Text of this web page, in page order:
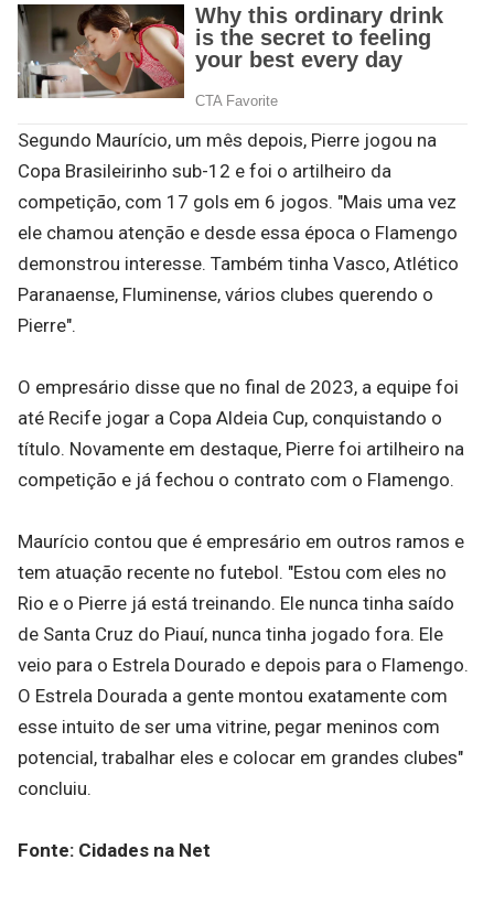
Segundo Maurício, um mês depois, Pierre jogou na
Copa Brasileirinho sub-12 e foi o artilheiro da
competição, com 17 gols em 6 jogos. "Mais uma vez
ele chamou atenção e desde essa época o Flamengo
demonstrou interesse. Também tinha Vasco, Atlético
Paranaense, Fluminense, vários clubes querendo o
Pierre".
O empresário disse que no final de 2023, a equipe foi
até Recife jogar a Copa Aldeia Cup, conquistando o
título. Novamente em destaque, Pierre foi artilheiro na
competição e já fechou o contrato com o Flamengo.
Maurício contou que é empresário em outros ramos e
tem atuação recente no futebol. "Estou com eles no
Rio e o Pierre já está treinando. Ele nunca tinha saído
de Santa Cruz do Piauí, nunca tinha jogado fora. Ele
veio para o Estrela Dourado e depois para o Flamengo.
O Estrela Dourada a gente montou exatamente com
esse intuito de ser uma vitrine, pegar meninos com
potencial, trabalhar eles e colocar em grandes clubes"
concluiu.
Fonte: Cidades na Net